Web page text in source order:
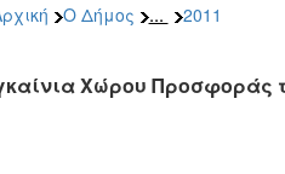
Ο Δήμος ... 2011
Χώρου Προσφοράς